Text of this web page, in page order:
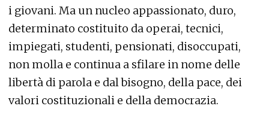
i giovani. Ma un nucleo appassionato, duro,
determinato costituito da operai, tecnici,
impiegati, studenti, pensionati, disoccupati,
non molla e continua a sfilare in nome delle
libertà di parola e dal bisogno, della pace, dei
valori costituzionali e della democrazia.